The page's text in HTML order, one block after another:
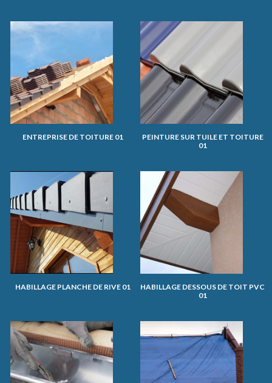
ENTREPRISE DE TOITURE 01
PEINTURE SUR TUILE ET TOITURE
01
HABILLAGE PLANCHE DE RIVE 01
HABILLAGE DESSOUS DE TOIT PVC
01